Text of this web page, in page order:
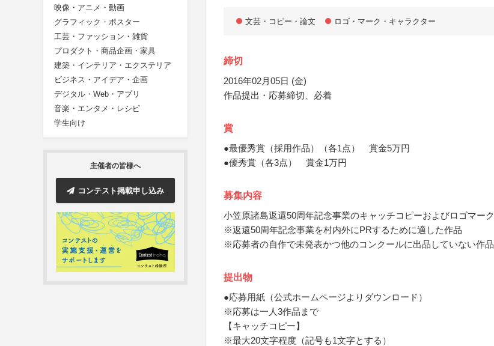
映像・アニメ・動画
グラフィック・ポスター
工芸・ファッション・雑貨
プロダクト・商品企画・家具
建築・インテリア・エクステリア
ビジネス・アイデア・企画
デジタル・Web・アプリ
音楽・エンタメ・レシピ
学生向け
主催者の皆様へ
コンテスト掲載申し込み
文芸・コピー・論文 ロゴ・マーク・キャラクター
締切
2016年02月05日 (金)
作品提出・応募締切、必着
賞
●最優秀賞（採用作品）（各1点） 賞金5万円
●優秀賞（各3点） 賞金1万円
募集内容
小笠原諸島返還50周年記念事業のキャッチコピーおよびロゴマーク
※返還50周年記念事業を村内外にPRするために適した作品
※応募者の自作で未発表かつ他のコンクールに出品していない作品
提出物
●応募用紙（公式ホームページよりダウンロード）
※応募は一人3作品まで
【キャッチコピー】
※最大20文字程度（記号も1文字とする）